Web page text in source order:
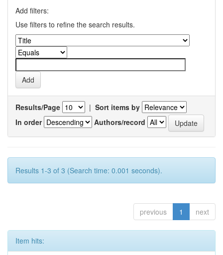
Add filters:
Use filters to refine the search results.
Results/Page | Sort items by
In order
Authors/record
Results 1-3 of 3 (Search time: 0.001 seconds).
previous 1 next
Item hits: